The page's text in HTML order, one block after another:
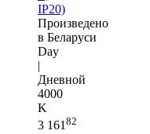
IP20)
Произведено
в Беларуси
Day
|
Дневной
4000
K
3 161 82